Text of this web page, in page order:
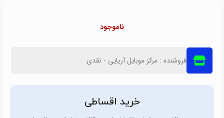
ناموجود
فروشنده : مرکز موبایل آریایی - نقدی
خرید اقساطی